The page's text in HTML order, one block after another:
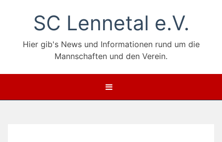
SC Lennetal e.V.
Hier gib's News und Informationen rund um die
Mannschaften und den Verein.